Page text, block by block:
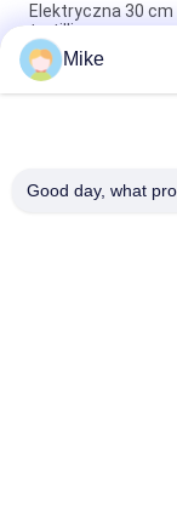
Elektryczna 30
tortilli
25 cm 3600 sztuk
tortilli
Maszyna do
Mike
Good day, what